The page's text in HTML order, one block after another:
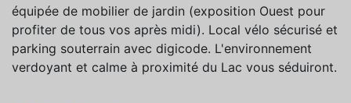
équipée de mobilier de jardin (exposition Ouest pour
profiter de tous vos après midi). Local vélo sécurisé et
parking souterrain avec digicode. L'environnement
verdoyant et calme à proximité du Lac vous séduiront.